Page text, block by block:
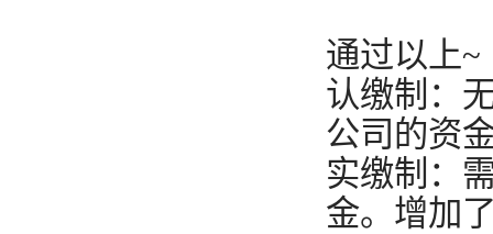
通过以上~
认缴制：
公司的资
实缴制：
金。增加